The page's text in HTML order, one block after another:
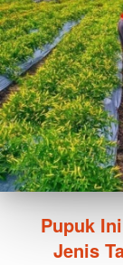
Pupuk
Jenis